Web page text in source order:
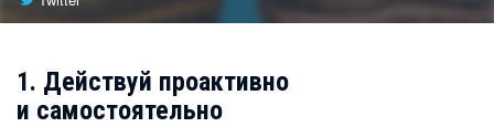
1. Действуй проактивно
и самостоятельно